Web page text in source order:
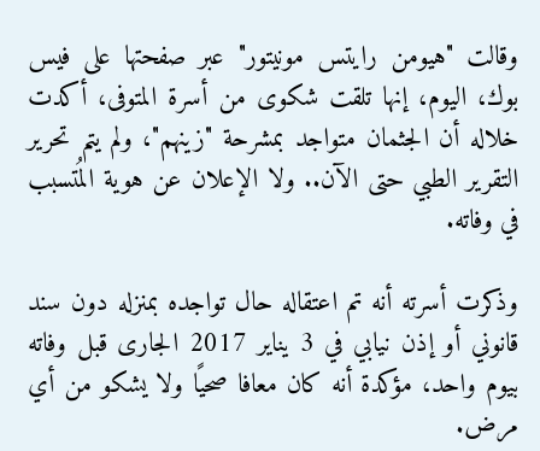
وقالت "هيومن رايتس مونيتور" عبر صفحتها على فيس
بوك، اليوم، إنها تلقت شكوى من أسرة المتوفى، أكدت
خلاله أن الجثمان متواجد بمشرحة "زينهم"، ولم يتم تحرير
التقرير الطبي حتى الآن.. ولا الإعلان عن هوية المُتسبب
في وفاته.
وذكرت أسرته أنه تم اعتقاله حال تواجده بمنزله دون سند
قانوني أو إذن نيابي في 3 يناير 2017 الجارى قبل وفاته
بيوم واحد، مؤكدة أنه كان معافا صحيًا ولا يشكو من أي
مرض.